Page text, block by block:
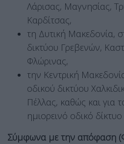
Λάρισας, Μαγνησίας,
Καρδίτσας,
τη Δυτική Μακεδονία,
δικτύου Γρεβενών,
Φλώρινας,
την Κεντρική
οδικού δικτύου
Πέλλας, καθώς και για
ημιορεινό οδικό δίκτυο
Σύμφωνα με την απόφαση